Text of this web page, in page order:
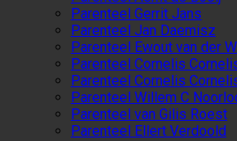
Parenteel Gerrit Jans
Parenteel Jan Daemisz
Parenteel Ewout van der
Parenteel Cornelis
Parenteel Cornelis
Parenteel Willem C
Parenteel van Gilis Roest
Parenteel Ellert Verdoold